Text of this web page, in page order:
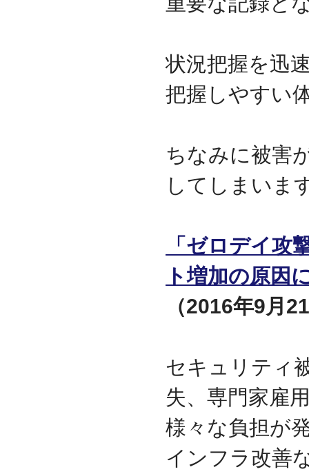
状況把握を迅
把握しやすい
ちなみに被害
してしまいま
「ゼロデイ攻
ト増加の原因
（2016年9月
セキュリティ
失、専門家雇
様々な負担が
インフラ改善